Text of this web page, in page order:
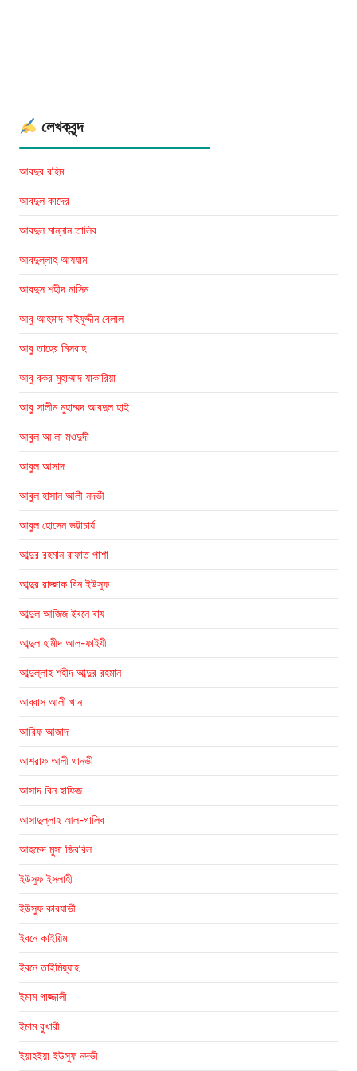
নিজার লেখকবৃন্দ
আবদুর রহিম
আবদুল কাদের
আবদুল মান্নান তালিব
আবদুল্লাহ আযযাম
আবদুস শহীদ নাসিম
আবু আহমাদ সাইফুদ্দীন বেলাল
আবু তাহের মিসবাহ
আবু বকর মুহাম্মাদ যাকারিয়া
আবু সালীম মুহাম্মদ আবদুল হাই
আবুল আ'লা মওদুদী
আবুল আসাদ
আবুল হাসান আলী নদভী
আবুল হোসেন ভট্টাচার্য
আব্দুর রহমান রাফাত পাশা
আব্দুর রাজ্জাক বিন ইউসুফ
আব্দুল আজিজ ইবনে বায
আব্দুল হামীদ আল-ফাইযী
আব্দুল্লাহ শহীদ আব্দুর রহমান
আব্বাস আলী খান
আরিফ আজাদ
আশরাফ আলী থানভী
আসাদ বিন হাফিজ
আসাদুল্লাহ আল-গালিব
আহমেদ মুসা জিবরিল
ইউসুফ ইসলাহী
ইউসুফ কারযাভী
ইবনে কাইয়িম
ইবনে তাইমিয়্যাহ
ইমাম গাজ্জালী
ইমাম বুখারী
ইয়াহইয়া ইউসুফ নদভী